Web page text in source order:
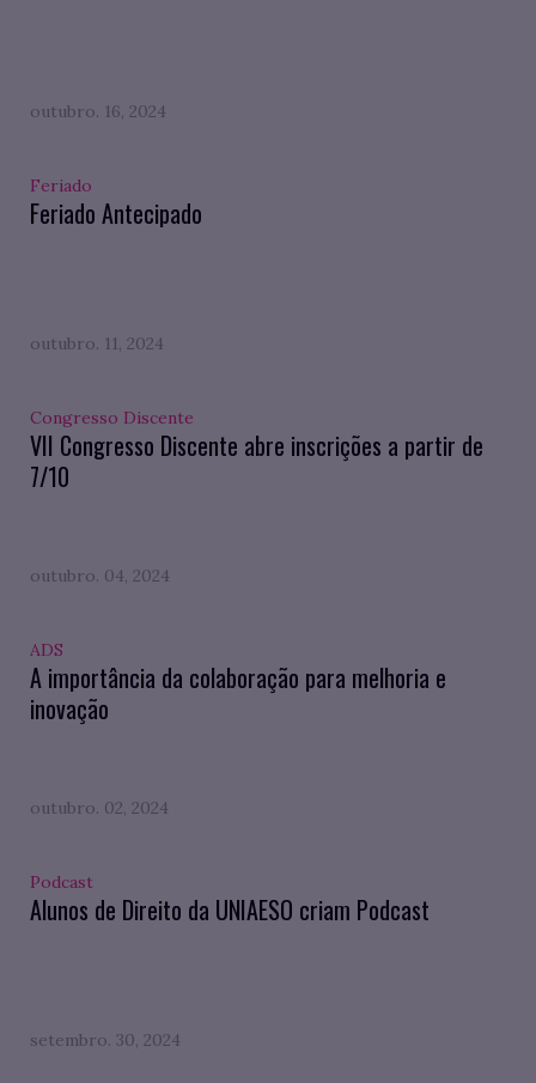
outubro. 16, 2024
Feriado
Feriado Antecipado
outubro. 11, 2024
Congresso Discente
VII Congresso Discente abre inscrições a partir de
7/10
outubro. 04, 2024
ADS
A importância da colaboração para melhoria e
inovação
outubro. 02, 2024
Podcast
Alunos de Direito da UNIAESO criam Podcast
setembro. 30, 2024